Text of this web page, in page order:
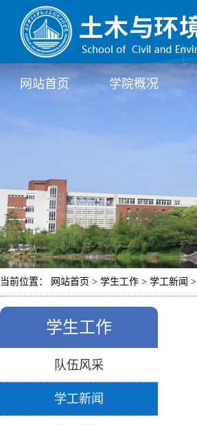
网站首页 学院概况
当前位置： 网站首页 > 学生工作 > 学工新闻 >
学生工作
队伍风采
学工新闻